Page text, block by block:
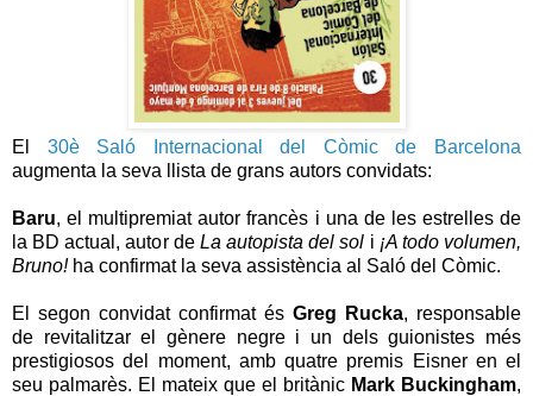
El 30è Saló Internacional del Còmic de Barcelona
augmenta la seva llista de grans autors convidats:
Baru, el multipremiat autor francès i una de les estrelles de
la BD actual, autor de La autopista del sol i ¡A todo volumen,
Bruno!ha confirmat la seva assistència al Saló del Còmic.
El segon convidat confirmat és Greg Rucka, responsable
de revitalitzar el gènere negre i un dels guionistes més
prestigiosos del moment, amb quatre premis Eisner en el
seu palmarès. El mateix que el britànic Mark Buckingham,